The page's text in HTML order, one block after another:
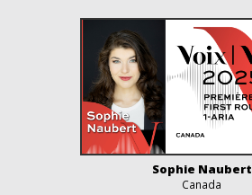
Sophie Naubert
Canada